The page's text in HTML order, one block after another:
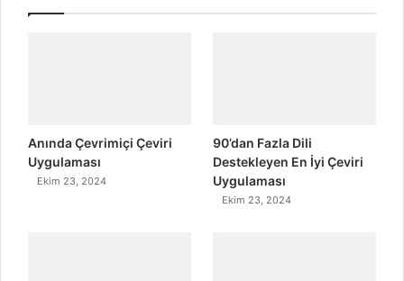
Anında Çevrimiçi Çeviri
Uygulaması
Ekim 23, 2024
90’dan Fazla Dili
Destekleyen En İyi Çeviri
Uygulaması
Ekim 23, 2024